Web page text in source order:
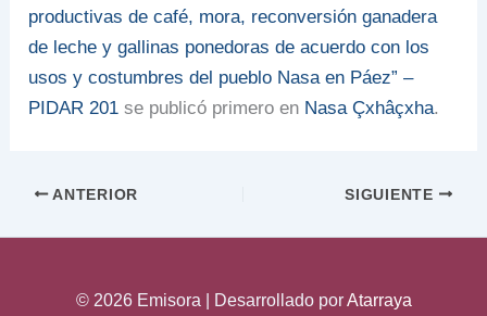
productivas de café, mora, reconversión ganadera
de leche y gallinas ponedoras de acuerdo con los
usos y costumbres del pueblo Nasa en Páez” –
PIDAR 201 se publicó primero en Nasa Çxhâçxha.
ANTERIOR SIGUIENTE
© 2026 Emisora | Desarrollado porAtarraya